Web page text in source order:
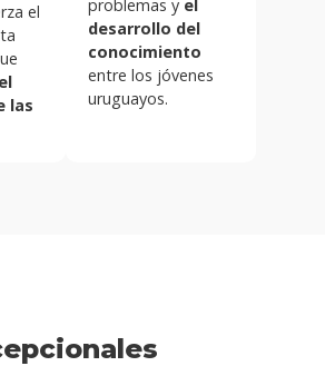
el
las
problemas y el
desarrollo del
conocimiento
entre los jóvenes
uruguayos.